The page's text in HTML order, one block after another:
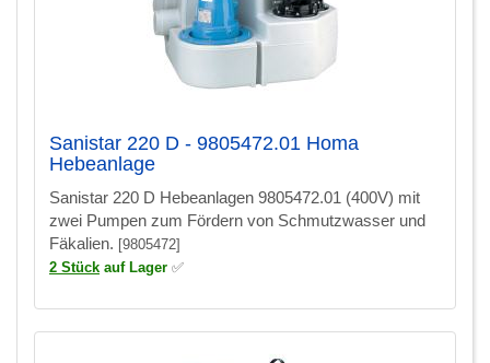
Sanistar 220 D - 9805472.01 Homa
Hebeanlage
Sanistar 220 D Hebeanlagen 9805472.01 (400V) mit
zwei Pumpen zum Fördern von Schmutzwasser und
Fäkalien. [9805472]
2 Stück auf Lager ✅